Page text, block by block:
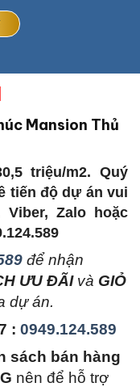
Mansion Thủ
triệu/m2. Quý
tiến độ dự án vui
Zalo hoặc
để nhận
ƯU ĐÃIvà GIỎ
dự án.
:0949.124.589
sách bán hàng
nên để hỗ trợ